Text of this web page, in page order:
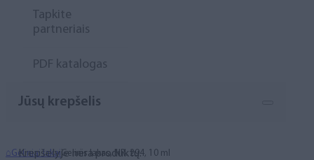
Tapkite
partneriais
PDF katalogas
Jūsų krepšelis
Krepšelyje nėra produktų.
⌂Geliniai lakai Gelinis lakas, NR. 294, 10 ml